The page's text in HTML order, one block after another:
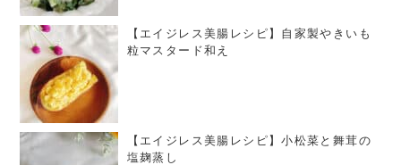
【エイジレス美腸レシピ】自家製やきいも
粒マスタード和え
【エイジレス美腸レシピ】小松菜と舞茸の
塩麹蒸し